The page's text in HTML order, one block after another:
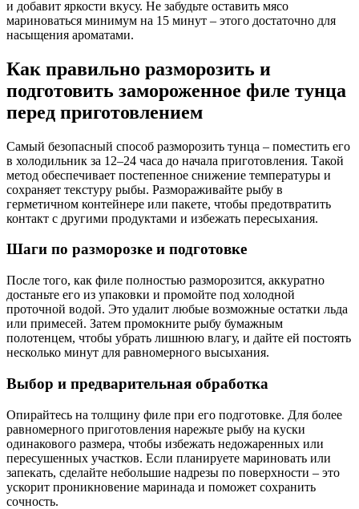
и добавит яркости вкусу. Не забудьте оставить мясо
мариноваться минимум на 15 минут – этого достаточно для
насыщения ароматами.
Как правильно разморозить и
подготовить замороженное филе тунца
перед приготовлением
Самый безопасный способ разморозить тунца – поместить его
в холодильник за 12–24 часа до начала приготовления. Такой
метод обеспечивает постепенное снижение температуры и
сохраняет текстуру рыбы. Размораживайте рыбу в
герметичном контейнере или пакете, чтобы предотвратить
контакт с другими продуктами и избежать пересыхания.
Шаги по разморозке и подготовке
После того, как филе полностью разморозится, аккуратно
достаньте его из упаковки и промойте под холодной
проточной водой. Это удалит любые возможные остатки льда
или примесей. Затем промокните рыбу бумажным
полотенцем, чтобы убрать лишнюю влагу, и дайте ей постоять
несколько минут для равномерного высыхания.
Выбор и предварительная обработка
Опирайтесь на толщину филе при его подготовке. Для более
равномерного приготовления нарежьте рыбу на куски
одинакового размера, чтобы избежать недожаренных или
пересушенных участков. Если планируете мариновать или
запекать, сделайте небольшие надрезы по поверхности – это
ускорит проникновение маринада и поможет сохранить
сочность.